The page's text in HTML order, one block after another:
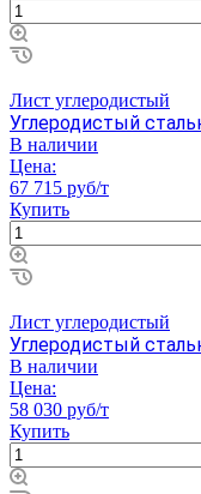
Лист углеродистый
Углеродистый
В наличии
Цена:
67 715 руб/т
Купить
Лист углеродистый
Углеродистый
В наличии
Цена:
58 030 руб/т
Купить